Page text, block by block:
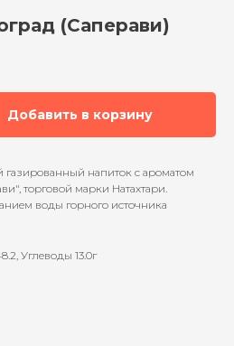
(Саперави)
Добавить в корзину
газированный напиток с ароматом
торговой марки Натахтари.
воды горного источника
Углеводы 13.0г